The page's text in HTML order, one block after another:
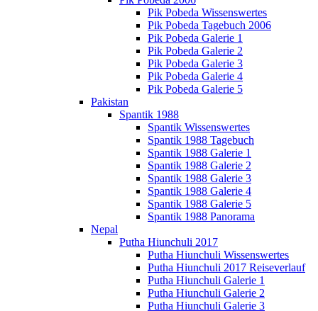
Pik Pobeda Wissenswertes
Pik Pobeda Tagebuch 2006
Pik Pobeda Galerie 1
Pik Pobeda Galerie 2
Pik Pobeda Galerie 3
Pik Pobeda Galerie 4
Pik Pobeda Galerie 5
Pakistan
Spantik 1988
Spantik Wissenswertes
Spantik 1988 Tagebuch
Spantik 1988 Galerie 1
Spantik 1988 Galerie 2
Spantik 1988 Galerie 3
Spantik 1988 Galerie 4
Spantik 1988 Galerie 5
Spantik 1988 Panorama
Nepal
Putha Hiunchuli 2017
Putha Hiunchuli Wissenswertes
Putha Hiunchuli 2017 Reiseverlauf
Putha Hiunchuli Galerie 1
Putha Hiunchuli Galerie 2
Putha Hiunchuli Galerie 3